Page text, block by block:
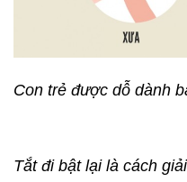
Con trẻ được dỗ dành
Tắt đi bật lại là cách